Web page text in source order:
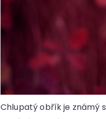
Chlupatý obřík je známý